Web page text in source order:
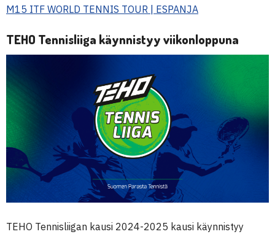
M15 ITF WORLD TENNIS TOUR | ESPANJA
TEHO Tennisliiga käynnistyy viikonloppuna
TEHO Tennisliigan kausi 2024-2025 kausi käynnistyy